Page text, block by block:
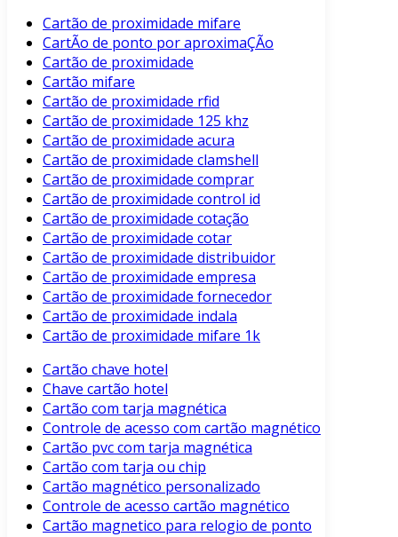
Cartão de proximidade mifare
CartÃo de ponto por aproximaÇÃo
Cartão de proximidade
Cartão mifare
Cartão de proximidade rfid
Cartão de proximidade 125 khz
Cartão de proximidade acura
Cartão de proximidade clamshell
Cartão de proximidade comprar
Cartão de proximidade control id
Cartão de proximidade cotação
Cartão de proximidade cotar
Cartão de proximidade distribuidor
Cartão de proximidade empresa
Cartão de proximidade fornecedor
Cartão de proximidade indala
Cartão de proximidade mifare 1k
Cartão chave hotel
Chave cartão hotel
Cartão com tarja magnética
Controle de acesso com cartão magnético
Cartão pvc com tarja magnética
Cartão com tarja ou chip
Cartão magnético personalizado
Controle de acesso cartão magnético
Cartão magnetico para relogio de ponto